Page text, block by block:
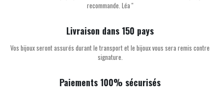
recommande. Léa ''
Livraison dans 150 pays
Vos bijoux seront assurés durant le transport et le bijoux vous sera remis contre
signature.
Paiements 100% sécurisés